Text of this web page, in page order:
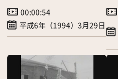
00:00:54
平成6年（1994）3月29日